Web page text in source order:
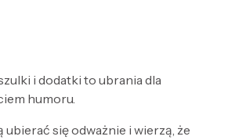
i dodatki to ubrania dla
humoru.
się odważnie i wierzą, że